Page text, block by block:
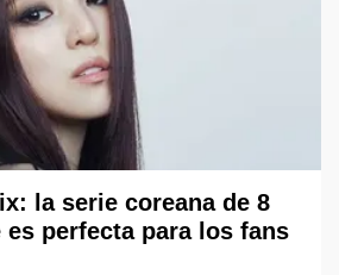
la serie coreana de 8
perfecta para los fans